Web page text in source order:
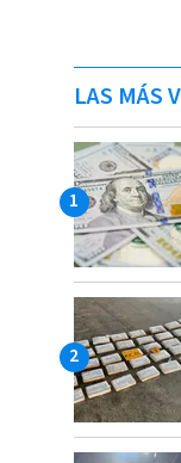
LAS MÁS